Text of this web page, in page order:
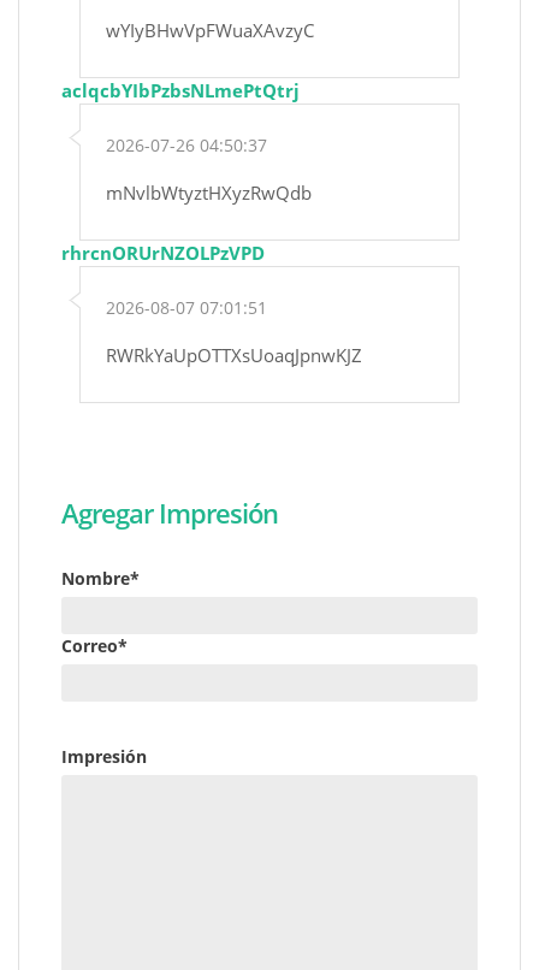
wYIyBHwVpFWuaXAvzyC
aclqcbYIbPzbsNLmePtQtrj
2026-07-26 04:50:37
mNvlbWtyztHXyzRwQdb
rhrcnORUrNZOLPzVPD
2026-08-07 07:01:51
RWRkYaUpOTTXsUoaqJpnwKJZ
Agregar Impresión
Nombre*
Correo*
Impresión